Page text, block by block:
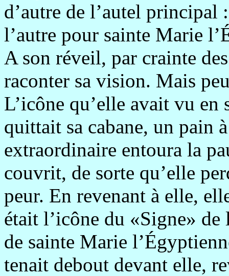
d’autre de l’autel principal
l’autre pour sainte Marie
A son réveil, par crainte
raconter sa vision. Mais
L’icône qu’elle avait vu
quittait sa cabane, un pain
extraordinaire entoura la
couvrit, de sorte qu’elle
peur. En revenant à elle,
était l’icône du «Signe»
de sainte Marie
tenait debout devant elle,